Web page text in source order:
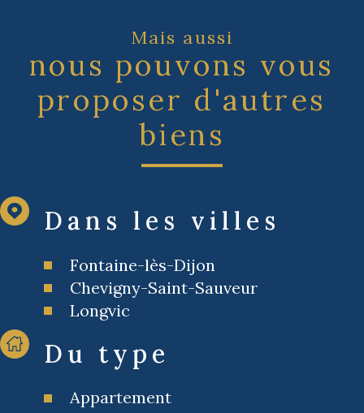
Mais aussi
nous pouvons vous
proposer d'autres
biens
Dans les villes
Fontaine-lès-Dijon
Chevigny-Saint-Sauveur
Longvic
Du type
Appartement